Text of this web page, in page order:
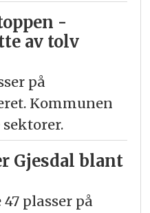
-
av tolv
på
Kommunen
Gjesdal blant
plasser på